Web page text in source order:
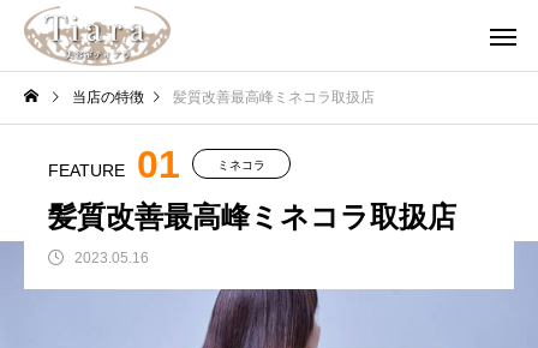
当店の特徴 髪質改善最高峰ミネコラ取扱店
FEATURE 01 ミネコラ
髪質改善最高峰ミネコラ取扱店
2023.05.16